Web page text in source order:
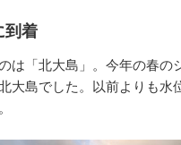
到着
は「北大島」。今年の春の
大島でした。以前よりも水